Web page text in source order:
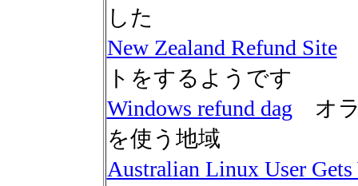
した
New Zealand Refund Site
トをするようです
Windows refund dag オラ
を使う地域
Australian Linux User